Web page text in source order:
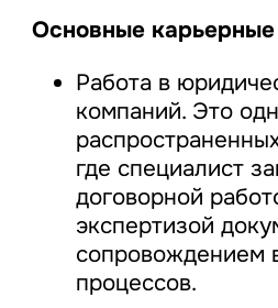
Основные
Работа в
компаний. Это
где специалист
договорной
экспертизой
сопровождением
процессов.